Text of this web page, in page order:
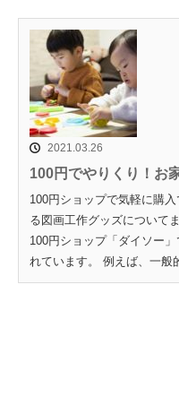
2021.03.26
100円でやりくり！お
100円ショップで気軽に購
る図画工作グッズについて
100円ショップ「ダイソー」
れています。 例えば、一般